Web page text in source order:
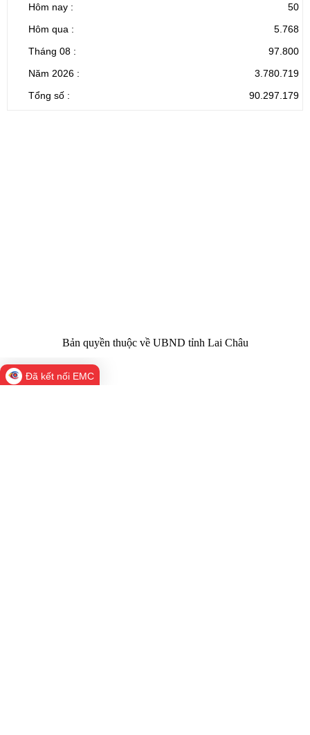
Hôm nay :
50
Hôm qua :
5.768
Tháng 08 :
97.800
Năm 2026 :
3.780.719
Tổng số :
90.297.179
Bản quyền thuộc về UBND tỉnh Lai Châu
Đã kết nối EMC